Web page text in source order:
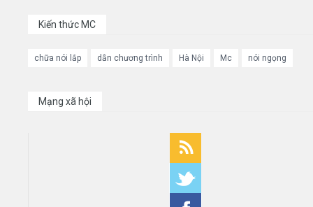
Kiến thức MC
chữa nói lắp dẫn chương trình Hà Nội Mc nói ngọng
Mạng xã hội